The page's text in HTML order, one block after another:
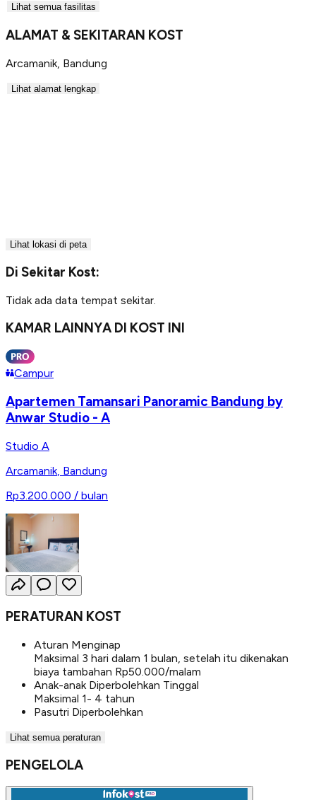
Lihat semua fasilitas
ALAMAT & SEKITARAN KOST
Arcamanik Bandung
Lihat alamat lengkap
Lihat lokasi di peta
Di Sekitar Kost:
Tidak ada data tempat sekitar.
KAMAR LAINNYA DI KOST INI
Campur
Apartemen Tamansari Panoramic Bandung by
Anwar Studio - A
Studio A
Arcamanik Bandung
Rp3.200.000 / bulan
PERATURAN KOST
Aturan Menginap
Maksimal 3 hari dalam 1 bulan, setelah itu dikenakan
biaya tambahan Rp50.000/malam
Anak-anak Diperbolehkan Tinggal
Maksimal 1- 4 tahun
Pasutri Diperbolehkan
Lihat semua peraturan
PENGELOLA